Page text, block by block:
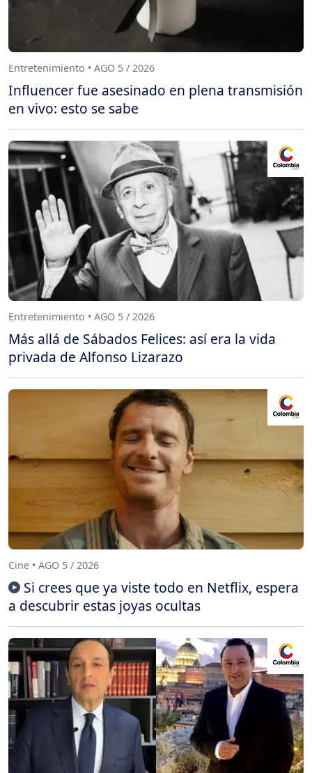
Entretenimiento • AGO 5 / 2026
Influencer fue asesinado en plena transmisión
en vivo: esto se sabe
Entretenimiento • AGO 5 / 2026
Más allá de Sábados Felices: así era la vida
privada de Alfonso Lizarazo
Cine • AGO 5 / 2026
Si crees que ya viste todo en Netflix, espera
a descubrir estas joyas ocultas